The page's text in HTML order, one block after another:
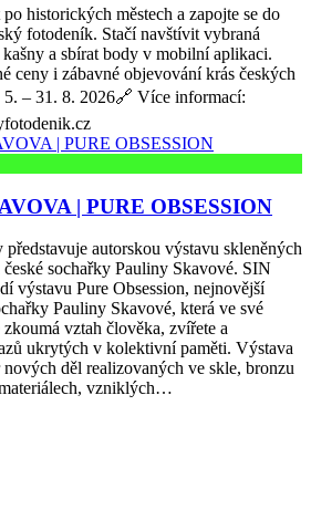
historických městech a zapojte se do
fotodeník. Stačí navštívit vybraná
a sbírat body v mobilní aplikaci.
ceny i zábavné objevování krás českých
– 31. 8. 2026🔗 Více informací:
| PURE OBSESSION
autorskou výstavu skleněných
sochařky Pauliny Skavové. SIN
výstavu Pure Obsession, nejnovější
Pauliny Skavové, která ve své
vztah člověka, zvířete a
ukrytých v kolektivní paměti. Výstava
nových děl realizovaných ve skle, bronzu
vzniklých…